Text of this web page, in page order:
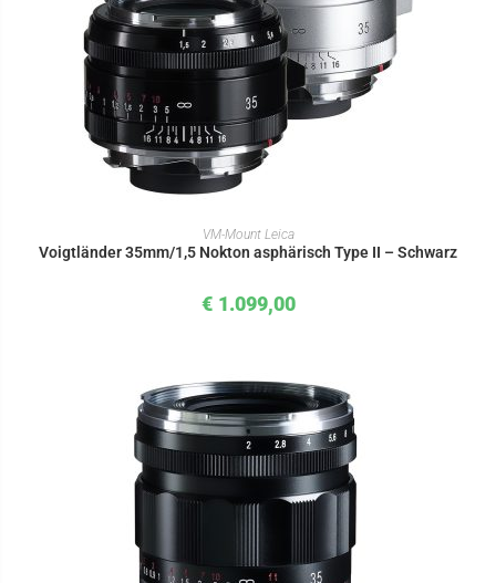
IN DEN WARENKORB
VM-Mount Leica
Voigtländer 35mm/1,5 Nokton asphärisch Type II – Schwarz
€ 1.099,00